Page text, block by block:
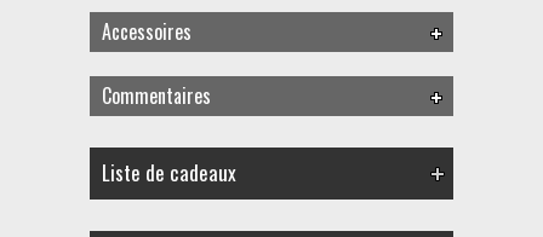
Accessoires
Commentaires
Liste de cadeaux